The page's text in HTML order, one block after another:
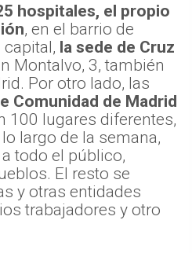
hospitales, el propio
, en el barrio de
la sede de Cruz
Montalvo, 3, también
Por otro lado, las
Comunidad de Madrid
100 lugares diferentes,
largo de la semana,
todo el público,
El resto se
y otras entidades
trabajadores y otro